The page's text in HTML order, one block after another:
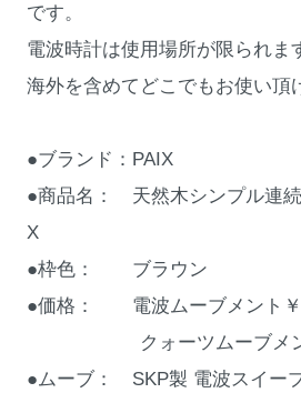
です。
電波時計は使用場所が限られま
海外を含めてどこでもお使い頂
●ブランド：PAIX
●商品名： 天然木シンプル連
X
●枠色： ブラウン
●価格： 電波ムーブメント￥
クォーツムーブメント
●ムーブ： SKP製 電波スイー